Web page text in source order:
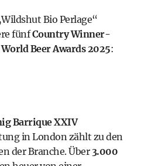
Bio Perlage“
fünfCountry Winner-
World Beer Awards 2025:
Barrique XXIV
in London zählt zu den
der Branche. Über 3.000